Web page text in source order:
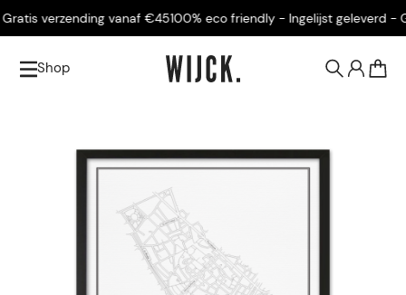
verzending vanaf €45100% eco friendly - Ingelijst geleverd -
Shop